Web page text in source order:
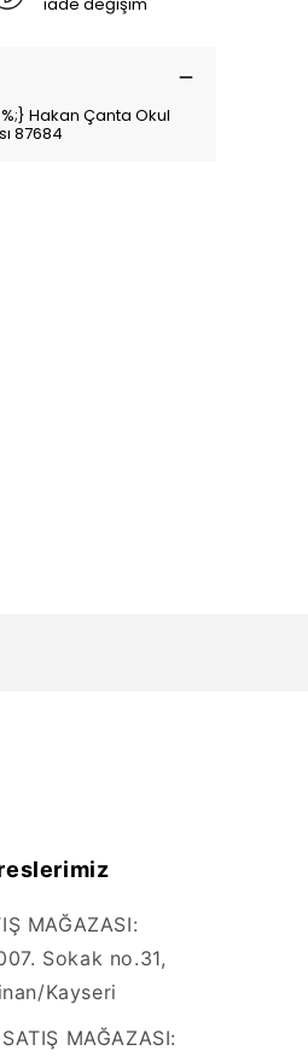
Hakan Çanta Okul
87684
MAĞAZASI:
Sokak no.31,
Kayseri
MAĞAZASI: